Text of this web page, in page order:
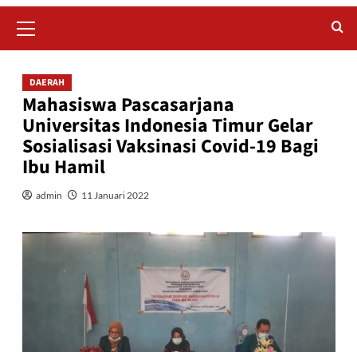
Menu
DAERAH
Mahasiswa Pascasarjana
Universitas Indonesia Timur Gelar
Sosialisasi Vaksinasi Covid-19 Bagi
Ibu Hamil
admin 11 Januari 2022